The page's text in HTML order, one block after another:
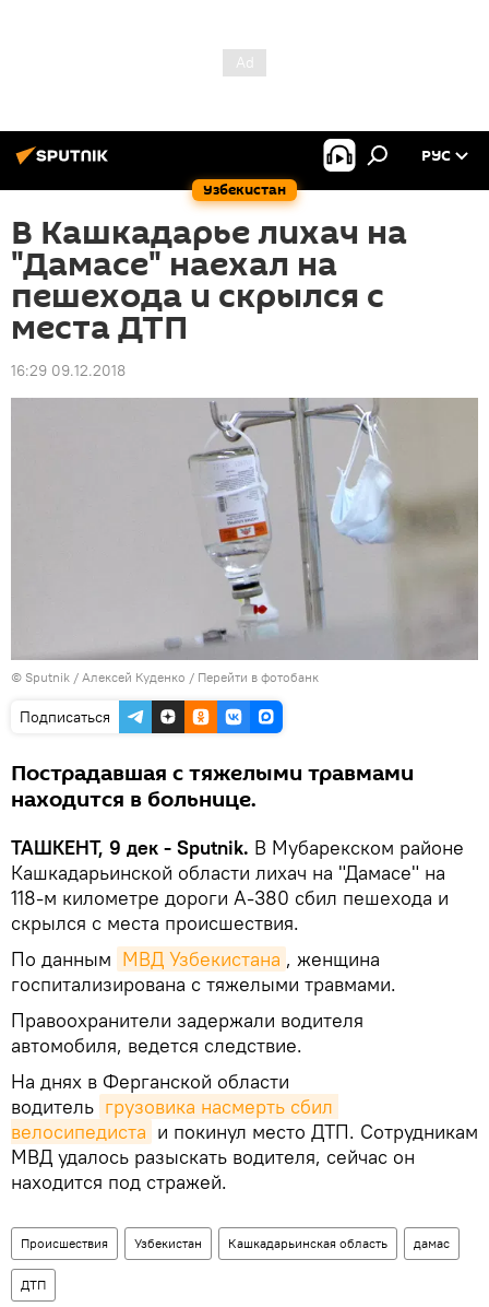
Узбекистан
РУС
В Кашкадарье лихач на
"Дамасе" наехал на
пешехода и скрылся с
места ДТП
16:29 09.12.2018
© Sputnik / Алексей Куденко / Перейти в фотобанк
Подписаться
Пострадавшая с тяжелыми травмами
находится в больнице.
ТАШКЕНТ, 9 дек - Sputnik. В Мубарекском районе
Кашкадарьинской области лихач на "Дамасе" на
118-м километре дороги А-380 сбил пешехода и
скрылся с места происшествия.
По данным МВД Узбекистана , женщина
госпитализирована с тяжелыми травмами.
Правоохранители задержали водителя
автомобиля, ведется следствие.
На днях в Ферганской области
водитель грузовика насмерть сбил
велосипедиста и покинул место ДТП. Сотрудникам
МВД удалось разыскать водителя, сейчас он
находится под стражей.
Происшествия Узбекистан Кашкадарьинская область дамас
ДТП